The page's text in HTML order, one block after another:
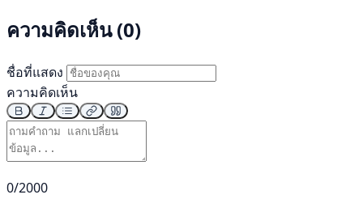
ความคิดเห็น (0)
ชื่อที่แสดง
ความคิดเห็น
0/2000